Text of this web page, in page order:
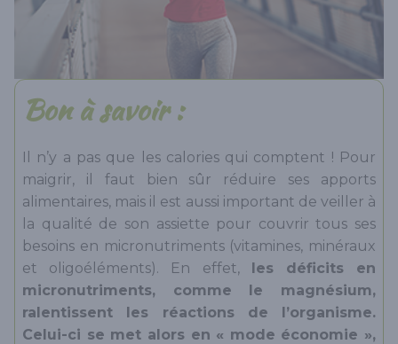
Bon à savoir :
Il n’y a pas que les calories qui comptent ! Pour
maigrir, il faut bien sûr réduire ses apports
alimentaires, mais il est aussi important de veiller à
la qualité de son assiette pour couvrir tous ses
besoins en micronutriments (vitamines, minéraux
et oligoéléments). En effet, les déficits en
micronutriments, comme le magnésium,
ralentissent les réactions de l’organisme.
Celui-ci se met alors en « mode économie »,